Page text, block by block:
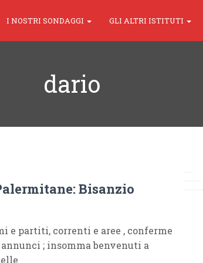
I NOSTRI SONDAGGI GLI ALTRI ISTITUTI
dario
Bisanzio
e partiti, correnti e aree , conferme
; insomma benvenuti a